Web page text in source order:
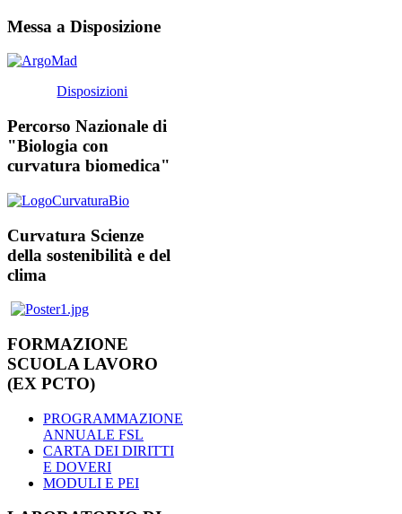
Messa a Disposizione
Disposizioni
Percorso Nazionale di
"Biologia con
curvatura biomedica"
Curvatura Scienze
della sostenibilità e del
clima
FORMAZIONE
SCUOLA LAVORO
(EX PCTO)
PROGRAMMAZIONE
ANNUALE FSL
CARTA DEI DIRITTI
E DOVERI
MODULI E PEI